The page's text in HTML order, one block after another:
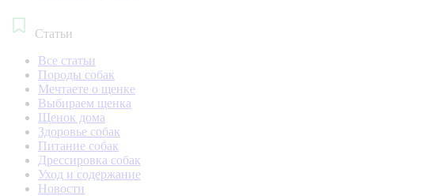
Статьи
Все статьи
Породы собак
Мечтаете о щенке
Выбираем щенка
Щенок дома
Здоровье собак
Питание собак
Дрессировка собак
Уход и содержание
Новости